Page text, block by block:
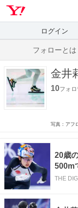
ログイン
フォローとは
金井
10フォ
写真：アフ
20歳
500m
季五
THE